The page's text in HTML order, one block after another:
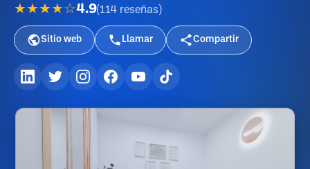
★★★★☆4.9(114 reseñas )
Sitio web Llamar Compartir